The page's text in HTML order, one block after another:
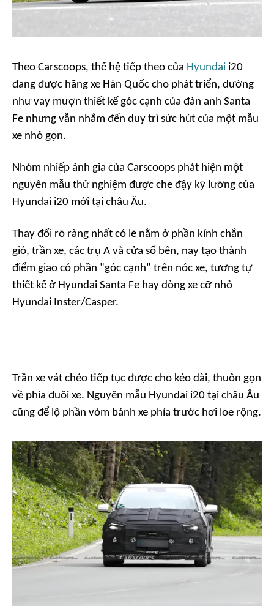
Theo Carscoops, thế hệ tiếp theo của Hyundai i20
đang được hãng xe Hàn Quốc cho phát triển, dường
như vay mượn thiết kế góc cạnh của đàn anh Santa
Fe nhưng vẫn nhắm đến duy trì sức hút của một mẫu
xe nhỏ gọn.
Nhóm nhiếp ảnh gia của Carscoops phát hiện một
nguyên mẫu thử nghiệm được che đậy kỹ lưỡng của
Hyundai i20 mới tại châu Âu.
Thay đổi rõ ràng nhất có lẽ nằm ở phần kính chắn
gió, trần xe, các trụ A và cửa sổ bên, nay tạo thành
điểm giao có phần "góc cạnh" trên nóc xe, tương tự
thiết kế ở Hyundai Santa Fe hay dòng xe cỡ nhỏ
Hyundai Inster/Casper.
Trần xe vát chéo tiếp tục được cho kéo dài, thuôn gọn
về phía đuôi xe. Nguyên mẫu Hyundai i20 tại châu Âu
cũng để lộ phần vòm bánh xe phía trước hơi loe rộng.